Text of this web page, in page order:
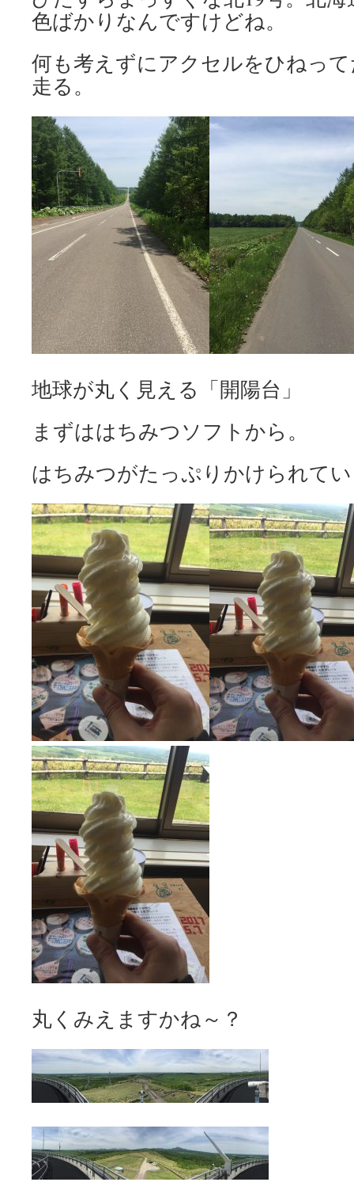
色ばかりなんですけどね。
何も考えずにアクセルをひねっ
走る。
地球が丸く見える「開陽台」
まずははちみつソフトから。
はちみつがたっぷりかけられて
丸くみえますかね～？